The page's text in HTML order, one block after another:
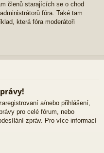
členů starajících se o chod
fóra. Také tam
která fóra moderátoři
a/nebo přihlášení,
pro celé fórum, nebo
zpráv. Pro více informací